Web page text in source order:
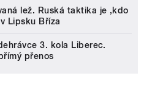
lež. Ruská taktika je ‚kdo
Lipsku Bříza
3. kola Liberec.
přenos